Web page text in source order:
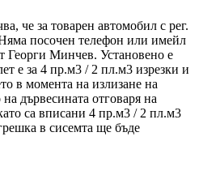
че за товарен автомобил с рег.
посочен телефон или имейл
Георги Минчев. Установено е
е за 4 пр.м3 / 2 пл.м3 изрезки и
в момента на излизане на
дървесината отговаря на
са вписани 4 пр.м3 / 2 пл.м3
в сисемта ще бъде